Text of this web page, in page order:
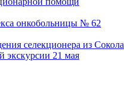
онкобольницы № 62
селекционера из Сокола
экскурсии 21 мая